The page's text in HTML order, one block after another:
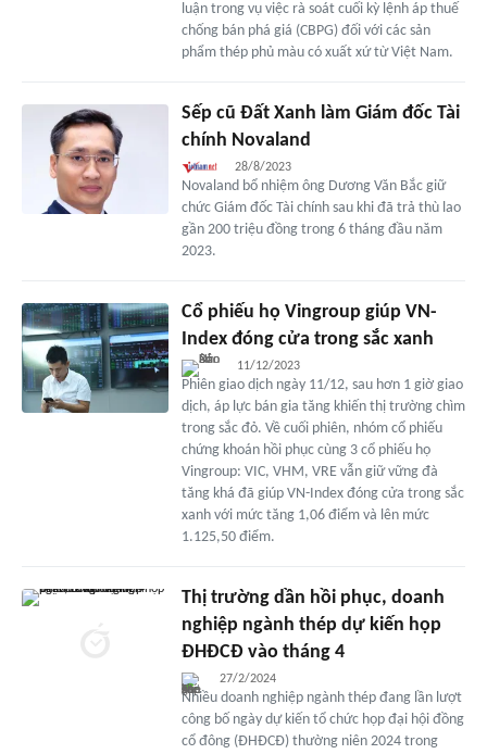
luận trong vụ việc rà soát cuối kỳ lệnh áp thuế
chống bán phá giá (CBPG) đối với các sản
phẩm thép phủ màu có xuất xứ từ Việt Nam.
Sếp cũ Đất Xanh làm Giám đốc Tài
chính Novaland
28/8/2023
Novaland bổ nhiệm ông Dương Văn Bắc giữ
chức Giám đốc Tài chính sau khi đã trả thù lao
gần 200 triệu đồng trong 6 tháng đầu năm
2023.
Cổ phiếu họ Vingroup giúp VN-
Index đóng cửa trong sắc xanh
11/12/2023
Phiên giao dịch ngày 11/12, sau hơn 1 giờ giao
dịch, áp lực bán gia tăng khiến thị trường chìm
trong sắc đỏ. Về cuối phiên, nhóm cổ phiếu
chứng khoán hồi phục cùng 3 cổ phiếu họ
Vingroup: VIC, VHM, VRE vẫn giữ vững đà
tăng khá đã giúp VN-Index đóng cửa trong sắc
xanh với mức tăng 1,06 điểm và lên mức
1.125,50 điểm.
Thị trường dần hồi phục, doanh
nghiệp ngành thép dự kiến họp
ĐHĐCĐ vào tháng 4
27/2/2024
Nhiều doanh nghiệp ngành thép đang lần lượt
công bố ngày dự kiến tổ chức họp đại hội đồng
cổ đông (ĐHĐCĐ) thường niên 2024 trong